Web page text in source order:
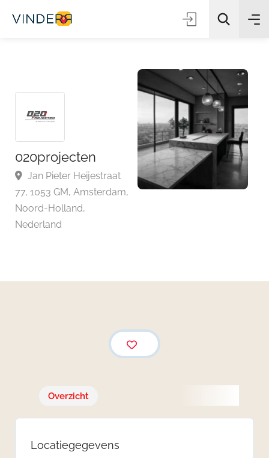
Zoeken
020projecten
Jan Pieter Heijestraat
77, 1053 GM, Amsterdam,
Noord-Holland,
Overzicht
Locatiegegevens